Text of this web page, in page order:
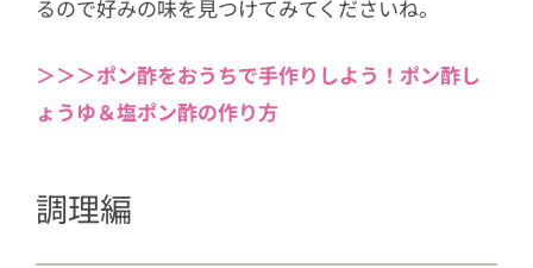
るので好みの味を見つけてみてくださいね。
＞＞＞ポン酢をおうちで手作りしよう！ポン酢し
ょうゆ＆塩ポン酢の作り方
調理編